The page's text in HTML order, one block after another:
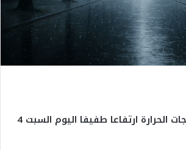
ينتظر أن تسجل درجات الحرارة ارتفاعا طفيفا اليوم السبت 4